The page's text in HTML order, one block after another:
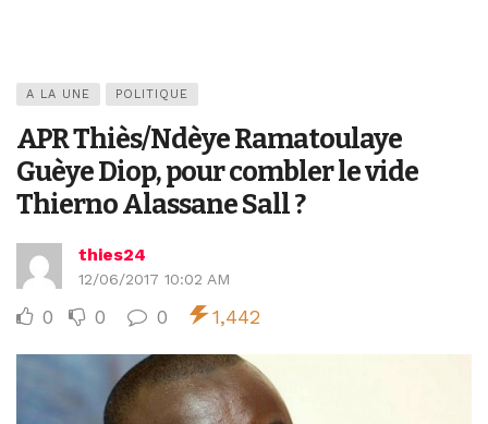
A LA UNE POLITIQUE
APR Thiès/Ndèye Ramatoulaye
Guèye Diop, pour combler le vide
Thierno Alassane Sall ?
thies24
12/06/2017 10:02 AM
0 0 0 1,442